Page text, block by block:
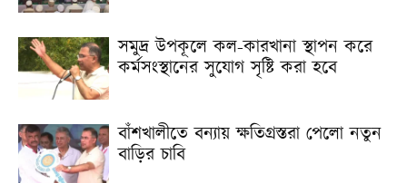
সমুদ্র উপকূলে কল-কারখানা স্থাপন করে
কর্মসংস্থানের সুযোগ সৃষ্টি করা হবে
বাঁশখালীতে বন্যায় ক্ষতিগ্রস্তরা পেলো নতুন
বাড়ির চাবি